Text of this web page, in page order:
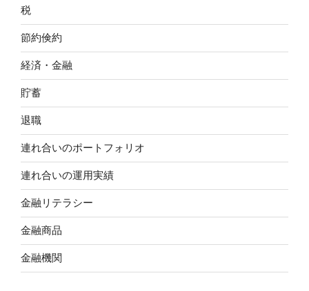
税
節約倹約
経済・金融
貯蓄
退職
連れ合いのポートフォリオ
連れ合いの運用実績
金融リテラシー
金融商品
金融機関